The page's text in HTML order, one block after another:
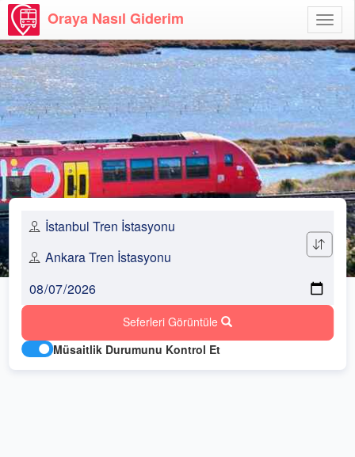
Aç
Oraya Nasıl Giderim
Seferleri Görüntüle
Müsaitlik Durumunu Kontrol Et